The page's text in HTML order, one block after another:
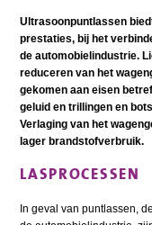
Ultrasoonpuntlassen
prestaties, bij het
de automobielindustrie.
reduceren van het
gekomen aan eisen
geluid en trillingen en
Verlaging van het
lager brandstofverbruik.
LASPROCESSEN
In geval van puntlassen,